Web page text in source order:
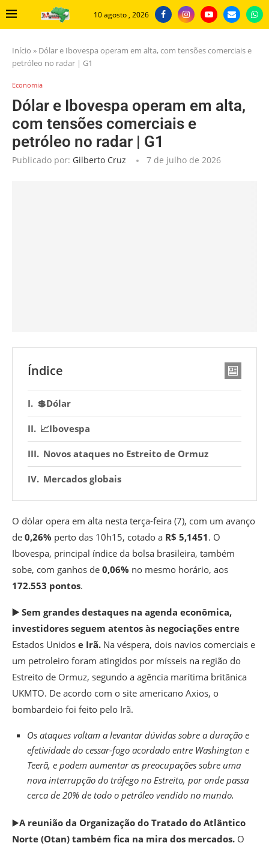
10 agosto , 2026
Início » Dólar e Ibovespa operam em alta, com tensões comerciais e
petróleo no radar | G1
Economia
Dólar e Ibovespa operam em alta,
com tensões comerciais e
petróleo no radar | G1
Publicado por: Gilberto Cruz 7 de julho de 2026
Índice
💲Dólar
📈Ibovespa
Novos ataques no Estreito de Ormuz
Mercados globais
O dólar opera em alta nesta terça-feira (7), com um avanço
de 0,26% perto das 10h15, cotado a R$ 5,1451. O
Ibovespa, principal índice da bolsa brasileira, também
sobe, com ganhos de 0,06% no mesmo horário, aos
172.553 pontos.
▶️ Sem grandes destaques na agenda econômica,
investidores seguem atentos às negociações entre
Estados Unidos e Irã. Na véspera, dois navios comerciais e
um petroleiro foram atingidos por mísseis na região do
Estreito de Ormuz, segundo a agência marítima britânica
UKMTO. De acordo com o site americano Axios, o
bombardeio foi feito pelo Irã.
Os ataques voltam a levantar dúvidas sobre a duração e
efetividade do cessar-fogo acordado entre Washington e
Teerã, e podem aumentar as preocupações sobre uma
nova interrupção do tráfego no Estreito, por onde passa
cerca de 20% de todo o petróleo vendido no mundo.
▶️A reunião da Organização do Tratado do Atlântico
Norte (Otan) também fica na mira dos mercados. O